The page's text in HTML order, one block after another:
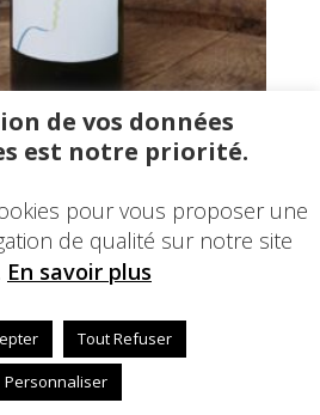
sec 2023 BIO
EDConcept24.fr
légales
de vos données
est notre priorité.
pour vous proposer une
de qualité sur notre site
En savoir plus
Tout Refuser
Personnaliser